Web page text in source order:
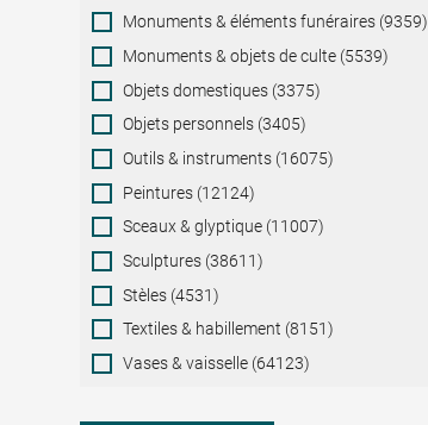
Monuments & éléments funéraires (9359)
Monuments & objets de culte (5539)
Objets domestiques (3375)
Objets personnels (3405)
Outils & instruments (16075)
Peintures (12124)
Sceaux & glyptique (11007)
Sculptures (38611)
Stèles (4531)
Textiles & habillement (8151)
Vases & vaisselle (64123)